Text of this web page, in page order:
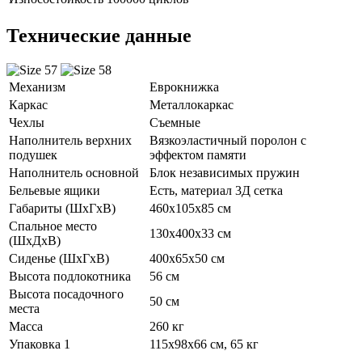
Технические данные
Механизм
Еврокнижка
Каркас
Металлокаркас
Чехлы
Съемные
Наполнитель верхних
подушек
Вязкоэластичный поролон с
эффектом памяти
Наполнитель основной
Блок независимых пружин
Бельевые ящики
Есть, материал 3Д сетка
Габариты (ШхГхВ)
460х105х85 см
Спальное место
(ШхДхВ)
130х400х33 см
Сиденье (ШхГхВ)
400х65х50 см
Высота подлокотника
56 см
Высота посадочного
места
50 см
Масса
260 кг
Упаковка 1
115x98x66 см, 65 кг